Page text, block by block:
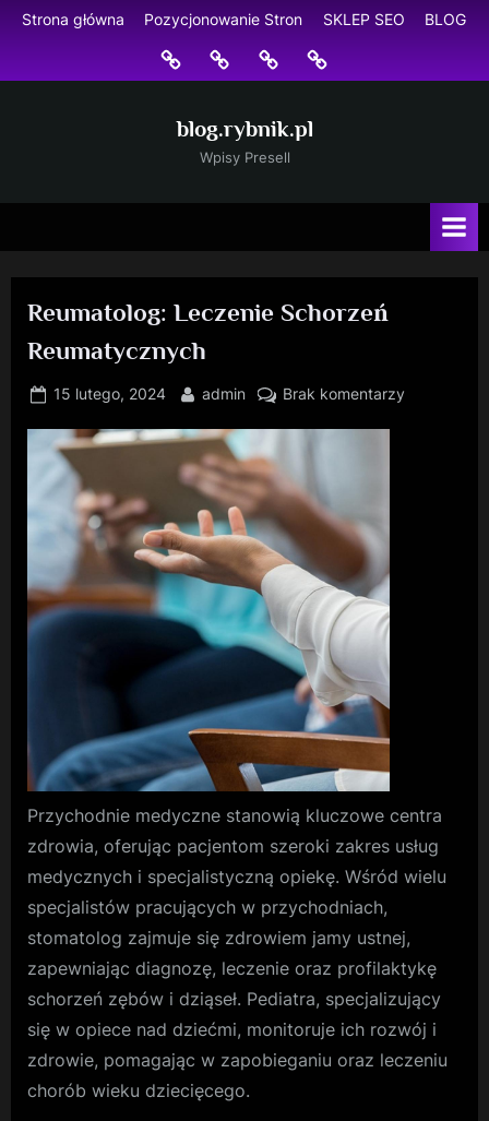
Skip
content
Strona główna Pozycjonowanie Stron SKLEP SEO BLOG
Strona
główna
Pozycjonowanie
Stron
SKLEP
SEO
BLOG
blog.rybnik.pl
Wpisy Presell
Reumatolog: Leczenie Schorzeń
Reumatycznych
Posted
15 lutego, 2024 By
admin Brak komentarzydo
Przychodnie medyczne stanowią kluczowe centra
zdrowia, oferując pacjentom szeroki zakres usług
medycznych i specjalistyczną opiekę. Wśród wielu
specjalistów pracujących w przychodniach,
stomatolog zajmuje się zdrowiem jamy ustnej,
zapewniając diagnozę, leczenie oraz profilaktykę
schorzeń zębów i dziąseł. Pediatra, specjalizujący
się w opiece nad dziećmi, monitoruje ich rozwój i
zdrowie, pomagając w zapobieganiu oraz leczeniu
chorób wieku dziecięcego.